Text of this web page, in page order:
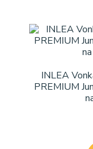
INLEA
PREMIUM